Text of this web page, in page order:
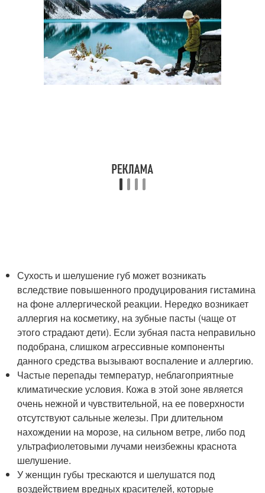
Сухость и шелушение губ может возникать
вследствие повышенного продуцирования гистамина
на фоне аллергической реакции. Нередко возникает
аллергия на косметику, на зубные пасты (чаще от
этого страдают дети). Если зубная паста неправильно
подобрана, слишком агрессивные компоненты
данного средства вызывают воспаление и аллергию.
Частые перепады температур, неблагоприятные
климатические условия. Кожа в этой зоне является
очень нежной и чувствительной, на ее поверхности
отсутствуют сальные железы. При длительном
нахождении на морозе, на сильном ветре, либо под
ультрафиолетовыми лучами неизбежны краснота
шелушение.
У женщин губы трескаются и шелушатся под
воздействием вредных красителей, которые